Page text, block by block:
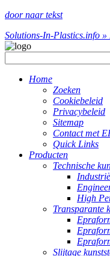
door naar tekst
Solutions-In-Plastics.info
Home
Zoeken
Cookiebeleid
Privacybeleid
Sitemap
Contact met
Quick Links
Producten
Technische
High
Transparante
Slijtage